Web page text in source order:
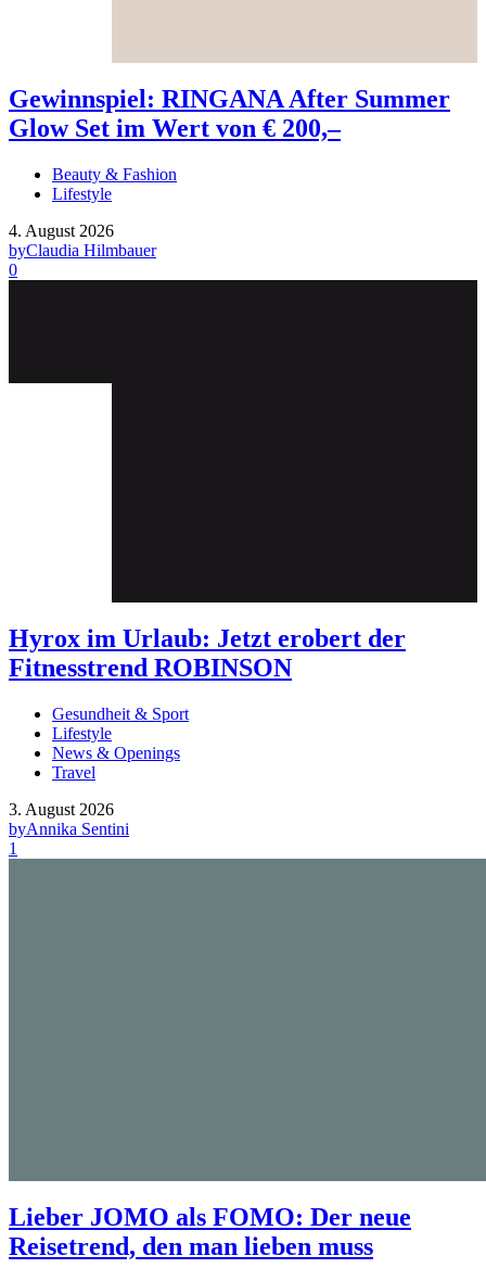
Gewinnspiel: RINGANA After Summer
Glow Set im Wert von € 200,–
Beauty & Fashion
Lifestyle
4. August 2026
byClaudia Hilmbauer
0
Hyrox im Urlaub: Jetzt erobert der
Fitnesstrend ROBINSON
Gesundheit & Sport
Lifestyle
News & Openings
Travel
3. August 2026
byAnnika Sentini
1
Lieber JOMO als FOMO: Der neue
Reisetrend, den man lieben muss